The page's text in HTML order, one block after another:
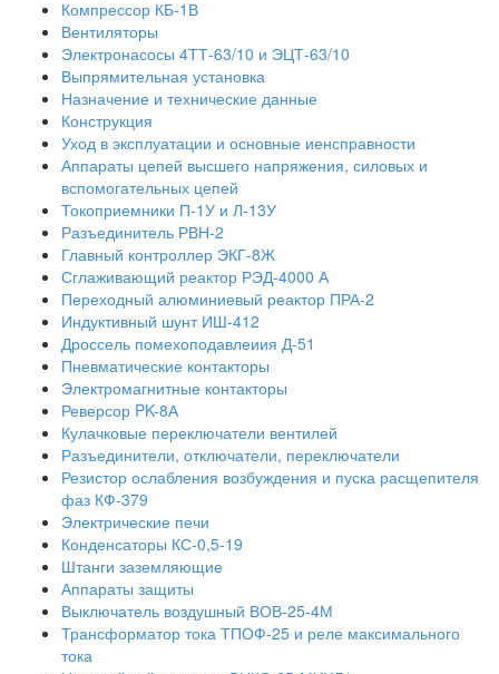
Компрессор КБ-1В
Вентиляторы
Электронасосы 4ТТ-63/10 и ЭЦТ-63/10
Выпрямительная установка
Назначение и технические данные
Конструкция
Уход в эксплуатации и основные иенсправности
Аппараты цепей высшего напряжения, силовых и
вспомогательных цепей
Токоприемники П-1У и Л-13У
Разъединитель РВН-2
Главный контроллер ЭКГ-8Ж
Сглаживающий реактор РЭД-4000 А
Переходный алюминиевый реактор ПРА-2
Индуктивный шунт ИШ-412
Дроссель помехоподавлеиия Д-51
Пневматические контакторы
Электромагнитные контакторы
Реверсор PK-8А
Кулачковые переключатели вентилей
Разъединители, отключатели, переключатели
Резистор ослабления возбуждения и пуска расщепителя
фаз КФ-379
Электрические печи
Конденсаторы КС-0,5-19
Штанги заземляющие
Аппараты защиты
Выключатель воздушный ВОВ-25-4М
Трансформатор тока ТПОФ-25 и реле максимального
тока